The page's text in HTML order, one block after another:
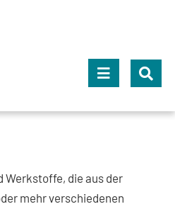
Toggle
Werkstoffe, die aus der
mehr verschiedenen